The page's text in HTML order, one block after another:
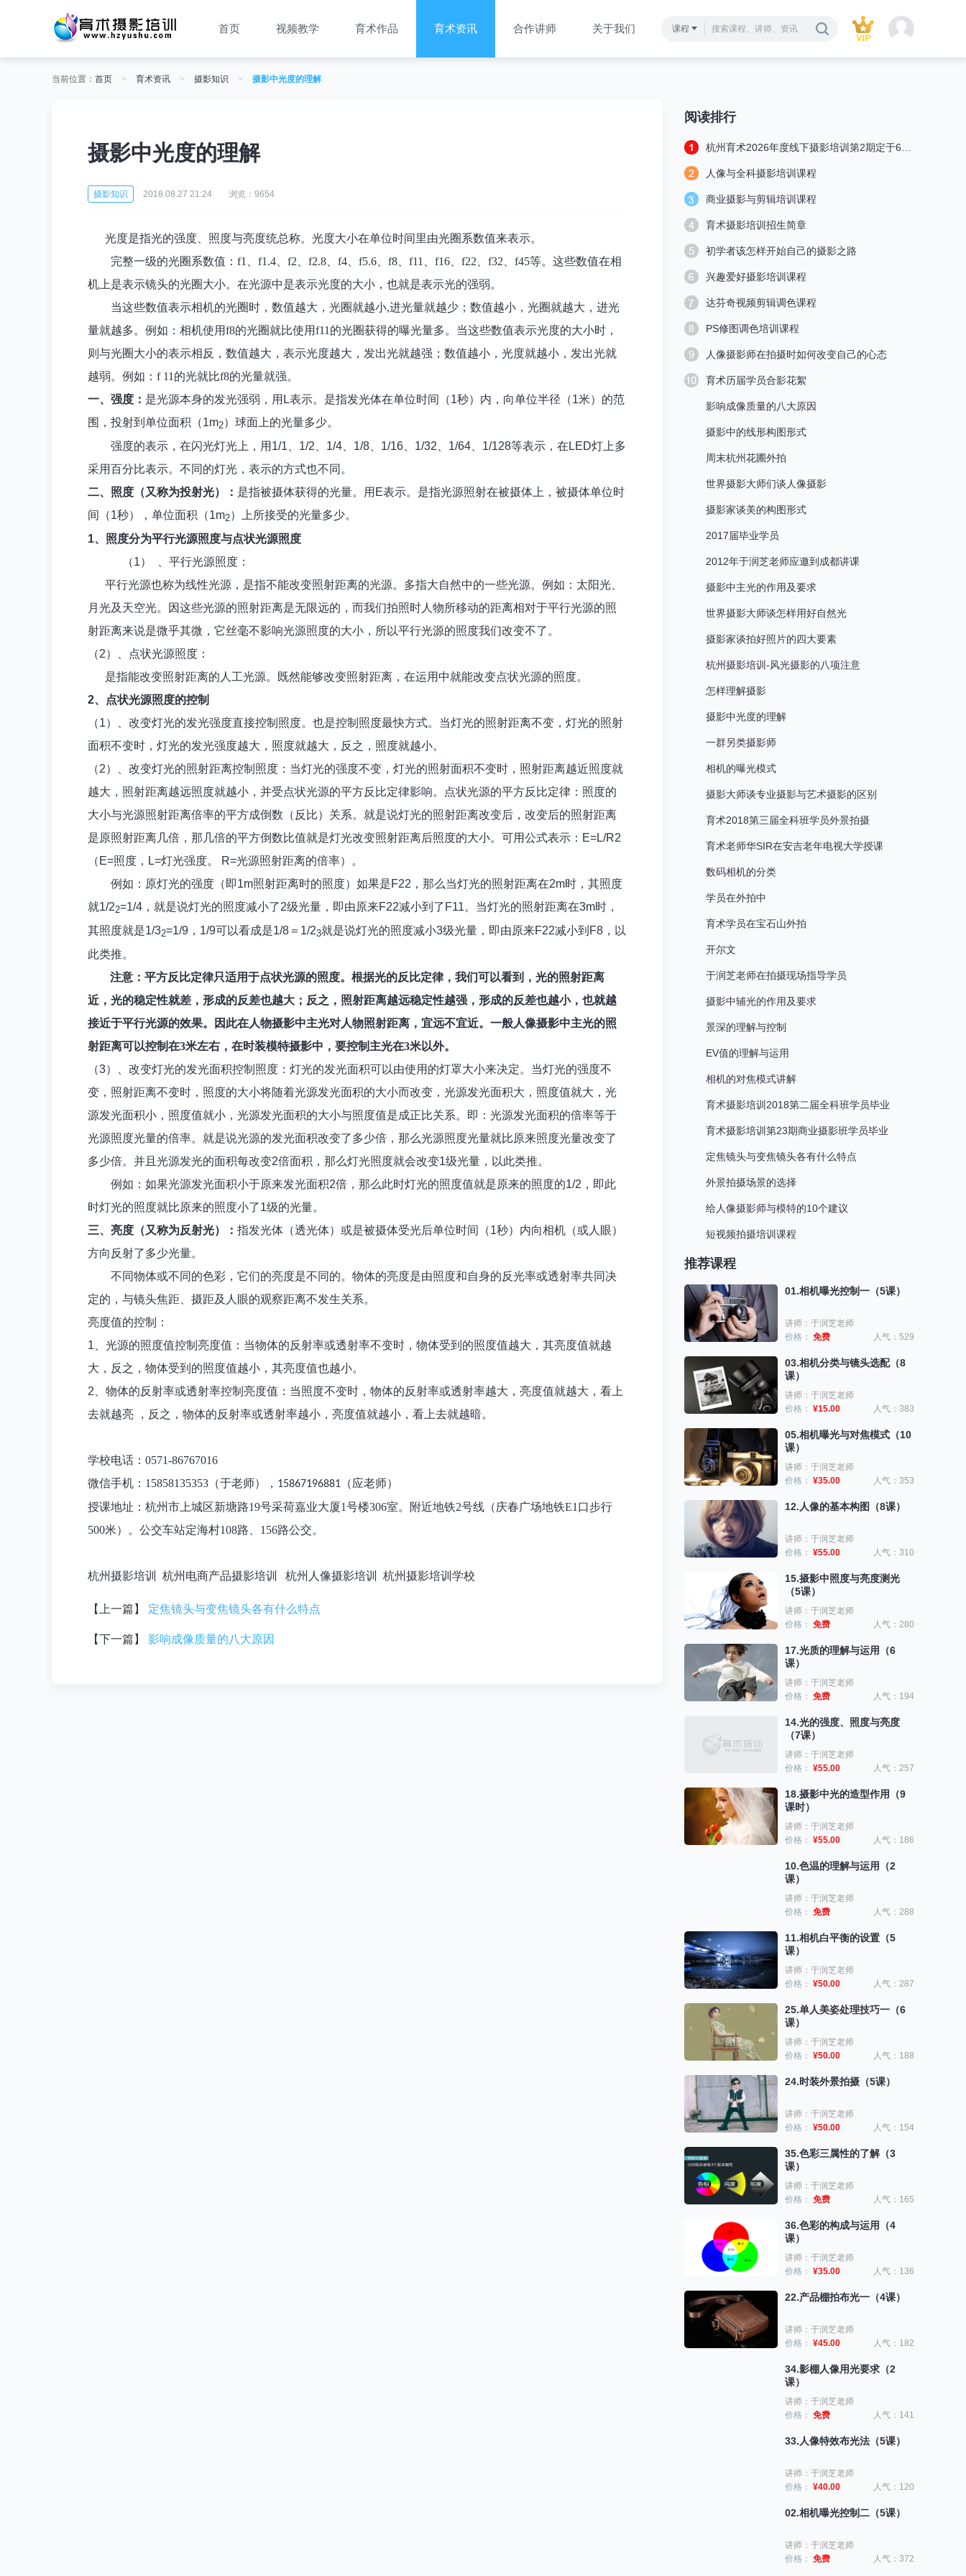
首页 视频教学 育术作品 育术资讯 合作讲师 关于我们 课程
当前位置： 首页 > 育术资讯 > 摄影知识 > 摄影中光度的理解
摄影中光度的理解
摄影知识 2018.08.27 21:24 浏览：9654
光度是指光的强度、照度与亮度统总称。光度大小在单位时间里由光圈系数值来表示。
完整一级的光圈系数值：f1、f1.4、f2、f2.8、f4、f5.6、f8、f11、f16、f22、f32、f45等。这些数值在相
机上是表示镜头的光圈大小。在光源中是表示光度的大小，也就是表示光的强弱。
当这些数值表示相机的光圈时，数值越大，光圈就越小,进光量就越少；数值越小，光圈就越大，进光
量就越多。例如：相机使用f8的光圈就比使用f11的光圈获得的曝光量多。当这些数值表示光度的大小时，
则与光圈大小的表示相反，数值越大，表示光度越大，发出光就越强；数值越小，光度就越小，发出光就
越弱。例如：f 11的光就比f8的光量就强。
一、强度： 是光源本身的发光强弱，用 L表示。是指发光体在单位时间（1秒）内，向单位半径（1米）的范
围，投射到单位面积（1m2）球面上的光量多少。
强度的表示，在闪光灯光上，用 1/1 1/2 1/4 1/8 1/16 1/32 1/64 1/128等表示，在 LED灯上多
采用百分比表示。不同的灯光，表示的方式也不同。
二、照度（又称为投射光）： 是指被摄体获得的光量。用 E表示。是指光源照射在被摄体上，被摄体单位时
间（1秒），单位面积（1m2）上所接受的光量多少。
1、照度分为平行光源照度与点状光源照度
（1）
、平行光源照度：
平行光源也称为线性光源，是指不能改变照射距离的光源。多指大自然中的一些光源。例如：太阳光、
月光及天空光。因这些光源的照射距离是无限远的 ， 而我们拍照时人物所移动的距离相对于平行光源的照
射距离来说是微乎其微，它丝毫不影响光源照度的大小，所以平行光源的照度我们改变不了。
（2）、点状光源照度：
是指能改变照射距离的人工光源。既然能够改变照射距离，在运用中就能改变点状光源的照度。
2、点状光源照度的控制
（1）、改变灯光的发光强度直接控制照度。也是控制照度最快方式。当灯光的照射距离不变，灯光的照射
面积不变时，灯光的发光强度越大，照度就越大，反之，照度就越小。
（2）、改变灯光的照射距离控制照度：当灯光的强度不变，灯光的照射面积不变时，照射距离越近照度就
越大，照射距离越远照度就越小，并受点状光源的平方反比定律影响。点状光源的平方反比定律：照度的
大小与光源照射距离倍率的平方成倒数（反比）关系。就是说灯光的照射距离改变后，改变后的照射距离
是原照射距离几倍，那几倍的平方倒数比值就是灯光改变照射距离后照度的大小。可用公式表示： E=L/R2
（ E=照度， L=灯光强度。 R=光源照射距离的倍率）。
例如：原灯光的强度（即1m照射距离时的照度）如果是F22 ，那么当灯光的照射距离在2m时，其照度
就1/22=1/4 ，就是说灯光的照度减小了2级光量，即由原来F22减小到了 F11。当灯光的照射距离在3m时，
其照度就是1/32=1/9 ， 1/9可以看成是1/8 ＝ 1/23就是说灯光的照度减小3级光量，即由原来F22减小到 F8 ，以
此类推。
注意：平方反比定律只适用于点状光源的照度。根据光的反比定律，我们可以看到，光的照射距离
近，光的稳定性就差，形成的反差也越大；反之，照射距离越远稳定性越强，形成的反差也越小，也就越
接近于平行光源的效果。因此在人物摄影中主光对人物照射距离，宜远不宜近。一般人像摄影中主光的照
射距离可以控制在3米左右，在时装模特摄影中，要控制主光在3米以外。
（3）、改变灯光的发光面积控制照度：灯光的发光面积可以由使用的灯罩大小来决定。当灯光的强度不
变，照射距离不变时，照度的大小将随着光源发光面积的大小而改变，光源发光面积大，照度值就大，光
源发光面积小，照度值就小，光源发光面积的大小与照度值是成正比关系。即：光源发光面积的倍率等于
光源照度光量的倍率。就是说光源的发光面积改变了多少倍，那么光源照度光量就比原来照度光量改变了
多少倍。并且光源发光的面积每改变2倍面积，那么灯光照度就会改变1级光量，以此类推。
例如：如果光源发光面积小于原来发光面积2倍，那么此时灯光的照度值就是原来的照度的1/2 ，即此
时灯光的照度就比原来的照度小了1级的光量。
三、亮度（又称为反射光）： 指发光体（透光体）或是被摄体受光后单位时间（1秒）内向相机（或人眼）
方向反射了多少光量。
不同物体或不同的色彩，它们的亮度是不同的。物体的亮度是由照度和自身的反光率或透射率共同决
定的，与镜头焦距、摄距及人眼的观察距离不发生关系。
亮度值的控制：
1 、光源的照度值控制亮度值：当物体的反射率或透射率不变时，物体受到的照度值越大，其亮度值就越
大，反之，物体受到的照度值越小，其亮度值也越小。
2 、物体的反射率或透射率控制亮度值：当照度不变时，物体的反射率或透射率越大，亮度值就越大，看上
去就越亮
，反之，物体的反射率或透射率越小，亮度值就越小，看上去就越暗。
学校电话：0571-86767016
微信手机：15858135353（于老师）， 15867196881 （应老师）
授课地址：杭州市上城区新塘路19号采荷嘉业大厦1号楼306室。附近地铁2号线（庆春广场地铁E1口步行
500米）。公交车站定海村108路、156路公交。
杭州摄影培训 杭州电商产品摄影培训 杭州人像摄影培训 杭州摄影培训学校
【上一篇】 定焦镜头与变焦镜头各有什么特点
【下一篇】 影响成像质量的八大原因
阅读排行
人像与全科摄影培训课程
商业摄影与剪辑培训课程
育术摄影培训招生简章
初学者该怎样开始自己的摄影之路
兴趣爱好摄影培训课程
达芬奇视频剪辑调色课程
PS修图调色培训课程
人像摄影师在拍摄时如何改变自己的心态
育术历届学员合影花絮
影响成像质量的八大原因
摄影中的线形构图形式
周末杭州花圃外拍
世界摄影大师们谈人像摄影
摄影家谈美的构图形式
2017届毕业学员
2012年于润芝老师应邀到成都讲课
摄影中主光的作用及要求
世界摄影大师谈怎样用好自然光
摄影家谈拍好照片的四大要素
杭州摄影培训-风光摄影的八项注意
怎样理解摄影
摄影中光度的理解
一群另类摄影师
相机的曝光模式
摄影大师谈专业摄影与艺术摄影的区别
育术2018第三届全科班学员外景拍摄
育术老师华SIR在安吉老年电视大学授课
数码相机的分类
学员在外拍中
育术学员在宝石山外拍
开尔文
于润芝老师在拍摄现场指导学员
摄影中辅光的作用及要求
景深的理解与控制
EV值的理解与运用
相机的对焦模式讲解
育术摄影培训2018第二届全科班学员毕业
育术摄影培训第23期商业摄影班学员毕业
定焦镜头与变焦镜头各有什么特点
外景拍摄场景的选择
给人像摄影师与模特的10个建议
短视频拍摄培训课程
推荐课程
01.相机曝光控制一（5课）
讲师：于润芝老师
价格： 免费 人气：529
03.相机分类与镜头选配（8
课）
讲师：于润芝老师
价格： ¥15.00 人气：383
05.相机曝光与对焦模式（10
课）
讲师：于润芝老师
价格： ¥35.00 人气：353
12.人像的基本构图（8课）
讲师：于润芝老师
价格： ¥55.00 人气：310
15.摄影中照度与亮度测光
（5课）
讲师：于润芝老师
价格： 免费 人气：280
17.光质的理解与运用（6
课）
讲师：于润芝老师
价格： 免费 人气：194
14.光的强度、照度与亮度
（7课）
讲师：于润芝老师
价格： ¥55.00 人气：257
18.摄影中光的造型作用（9
课时）
讲师：于润芝老师
价格： ¥55.00 人气：186
10.色温的理解与运用（2
课）
讲师：于润芝老师
价格： 免费 人气：288
11.相机白平衡的设置（5
课）
讲师：于润芝老师
价格： ¥50.00 人气：287
25.单人美姿处理技巧一（6
课）
讲师：于润芝老师
价格： ¥50.00 人气：188
24.时装外景拍摄（5课）
讲师：于润芝老师
价格： ¥50.00 人气：154
35.色彩三属性的了解（3
课）
讲师：于润芝老师
价格： 免费 人气：165
36.色彩的构成与运用（4
课）
讲师：于润芝老师
价格： ¥35.00 人气：136
22.产品棚拍布光一（4课）
讲师：于润芝老师
价格： ¥45.00 人气：182
34.影棚人像用光要求（2
课）
讲师：于润芝老师
价格： 免费 人气：141
33.人像特效布光法（5课）
讲师：于润芝老师
价格： ¥40.00 人气：120
02.相机曝光控制二（5课）
讲师：于润芝老师
价格： 免费 人气：372